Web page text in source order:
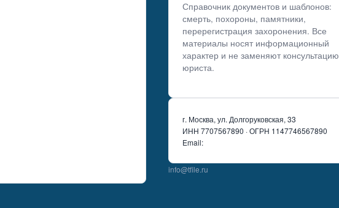
Справочник документов и шаблонов:
смерть, похороны, памятники,
перерегистрация захоронения. Все
материалы носят информационный
характер и не заменяют консультацию
юриста.
г. Москва, ул. Долгоруковская, 33
ИНН 7707567890 · ОГРН 1147746567890
Email:
info@tfile.ru